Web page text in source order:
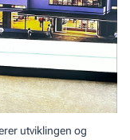
utviklingen og